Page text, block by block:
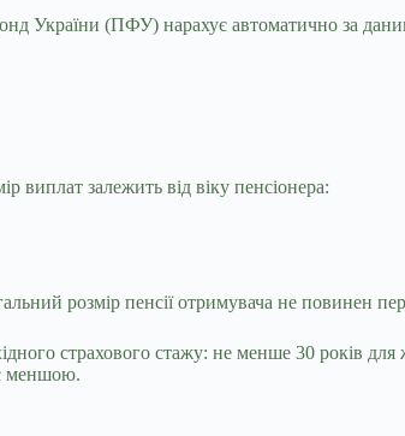
України (ПФУ) нарахує автоматично за
виплат залежить від віку пенсіонера:
розмір пенсії отримувача не повинен
страхового стажу: не менше 30 років для
меншою.